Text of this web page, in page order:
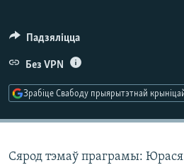
КАЛЯНДАР
НА ХВАЛЯХ СВАБОДЫ
Падзяліцца
Без VPN
Зрабіце Свабоду прыярытэтнай
Сярод тэмаў праграмы: Юрася